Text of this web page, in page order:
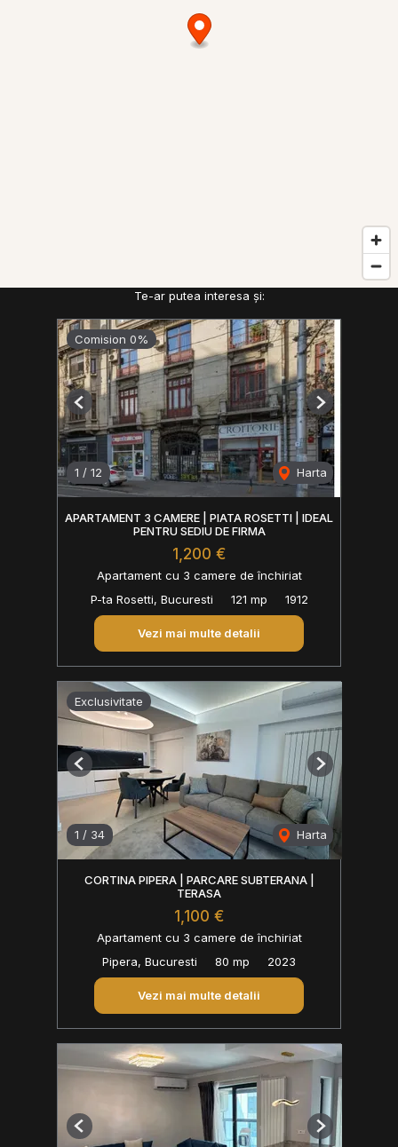
Te-ar putea interesa și:
Comision 0%
1 / 12 Harta
Previous Next
APARTAMENT 3 CAMERE | PIATA ROSETTI | IDEAL
PENTRU SEDIU DE FIRMA
1,200 €
Apartament cu 3 camere de închiriat
P-ta Rosetti, Bucuresti
121 mp 1912
Vezi mai multe detalii
Exclusivitate
1 / 34 Harta
Previous Next
CORTINA PIPERA | PARCARE SUBTERANA |
TERASA
1,100 €
Apartament cu 3 camere de închiriat
Pipera, Bucuresti
80 mp 2023
Vezi mai multe detalii
Previous Next